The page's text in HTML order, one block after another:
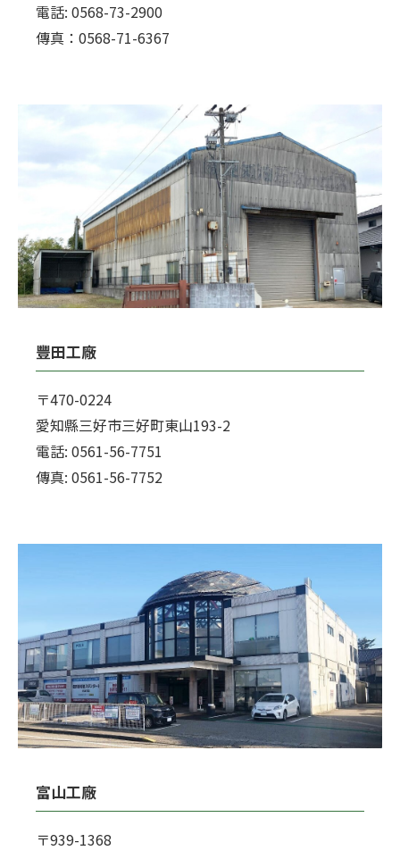
電話: 0568-73-2900
傳真：0568-71-6367
豐田工廠
〒470-0224
愛知縣三好市三好町東山193-2
電話: 0561-56-7751
傳真: 0561-56-7752
富山工廠
〒939-1368